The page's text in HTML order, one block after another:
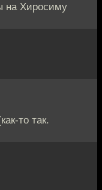
на Хиросиму
то так.